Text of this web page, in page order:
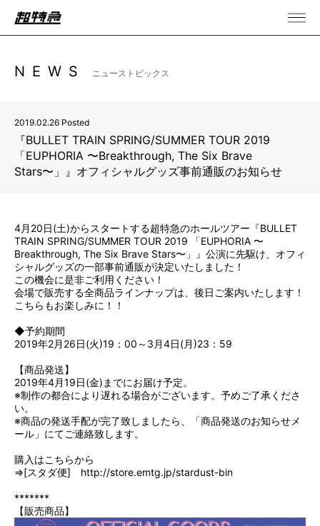
NEWS ニューストピックス
2019.02.26 Posted
『BULLET TRAIN SPRING/SUMMER TOUR 2019
「EUPHORIA 〜Breakthrough, The Six Brave
Stars〜」』オフィシャルグッズ事前通販のお知らせ
4月20日(土)からスタートする超特急のホールツアー『BULLET
TRAIN SPRING/SUMMER TOUR 2019 「EUPHORIA 〜
Breakthrough, The Six Brave Stars〜」』公演に先駆け、オフィ
シャルグッズの一部事前通販が決定いたしました！
この機会に是非ご利用ください！
会場で販売する全商品ラインナップは、後日ご案内いたします！
こちらもお楽しみに！！
◆予約期間
2019年2月26日(火)19：00～3月4日(月)23：59
【商品発送】
2019年4月19日(金)までにお届け予定。
※制作の都合により遅れる場合がございます。予めご了承くださ
い。
※商品の発送手配が完了致しましたら、「商品発送のお知らせメ
ール」にてご連絡致します。
購入はこちらから
⇒[スタダ便] http://store.emtg.jp/stardust-bin
*******
【販売商品】